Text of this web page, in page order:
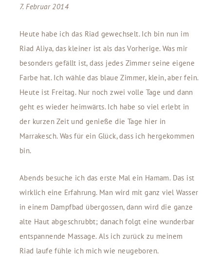
7. Februar 2014
Heute habe ich das Riad gewechselt. Ich bin nun im
Riad Aliya, das kleiner ist als das Vorherige. Was mir
besonders gefällt ist, dass jedes Zimmer seine eigene
Farbe hat. Ich wähle das blaue Zimmer, klein, aber fein.
Heute ist Freitag. Nur noch zwei volle Tage und dann
geht es wieder heimwärts. Ich habe so viel erlebt in
der kurzen Zeit und genieße die Tage hier in
Marrakesch. Was für ein Glück, dass ich hergekommen
bin.
Abends besuche ich das erste Mal ein Hamam. Das ist
wirklich eine Erfahrung. Man wird mit ganz viel Wasser
in einem Dampfbad übergossen, dann wird die ganze
alte Haut abgeschrubbt; danach folgt eine wunderbar
entspannende Massage. Als ich zurück zu meinem
Riad laufe fühle ich mich wie neugeboren.